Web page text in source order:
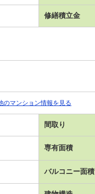
修繕積立金
のマンション情報を見る
間取り
専有面積
バルコニー面積